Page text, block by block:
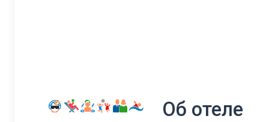
Об отеле